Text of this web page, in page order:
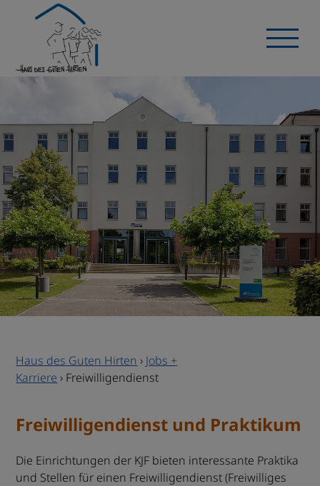
Haus des Guten Hirten › Jobs +
Karriere › Freiwilligendienst
Freiwilligendienst​​​​​​​ und Praktikum
Die Einrichtungen der KJF bieten interessante Praktika
und Stellen für einen Freiwilligendienst (Freiwilliges